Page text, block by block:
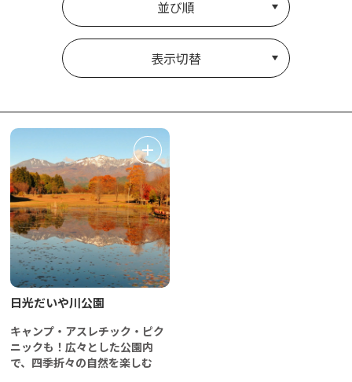
並び順
表示切替
日光だいや川公園
キャンプ・アスレチック・ピク
ニックも！広々とした公園内
で、四季折々の自然を楽しむ